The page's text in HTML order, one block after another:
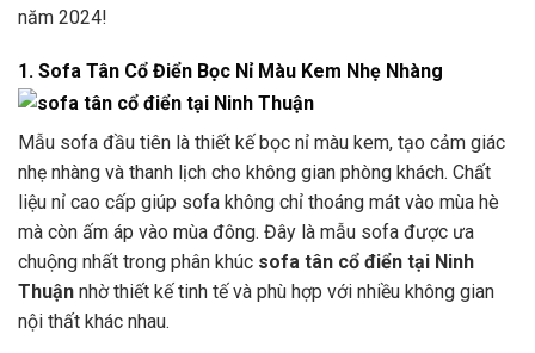
năm 2024!
1. Sofa Tân Cổ Điển Bọc Nỉ Màu Kem Nhẹ Nhàng
Mẫu sofa đầu tiên là thiết kế bọc nỉ màu kem, tạo cảm giác
nhẹ nhàng và thanh lịch cho không gian phòng khách. Chất
liệu nỉ cao cấp giúp sofa không chỉ thoáng mát vào mùa hè
mà còn ấm áp vào mùa đông. Đây là mẫu sofa được ưa
chuộng nhất trong phân khúc sofa tân cổ điển tại Ninh
Thuận nhờ thiết kế tinh tế và phù hợp với nhiều không gian
nội thất khác nhau.